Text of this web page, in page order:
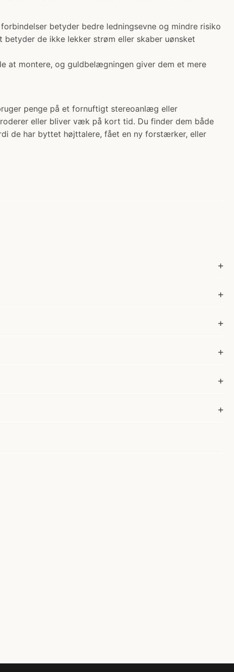
betyder bedre ledningsevne og mindre risiko
de ikke lekker strøm eller skaber uønsket
at montere, og guldbelægningen giver dem et mere
penge på et fornuftigt stereoanlæg eller
eller bliver væk på kort tid. Du finder dem både
de har byttet højttalere, fået en ny forstærker, eller